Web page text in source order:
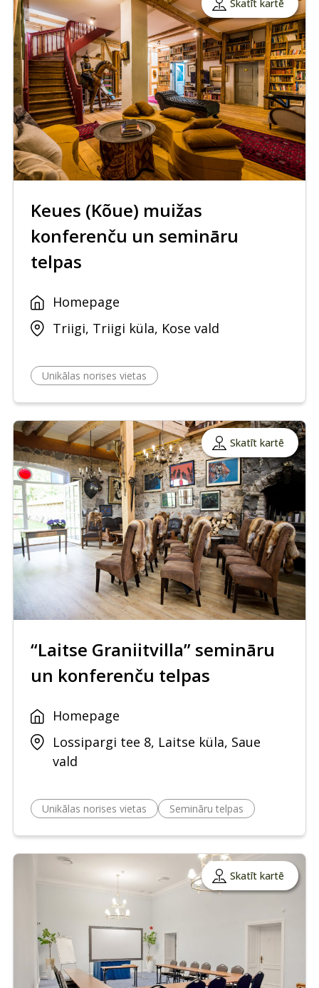
Skatīt kartē
Keues (Kõue) muižas
konferenču un semināru
telpas
Homepage
Triigi, Triigi küla, Kose vald
Unikālas norises vietas
Skatīt kartē
“Laitse Graniitvilla” semināru
un konferenču telpas
Homepage
Lossipargi tee 8, Laitse küla, Saue
vald
Unikālas norises vietas Semināru telpas
Skatīt kartē